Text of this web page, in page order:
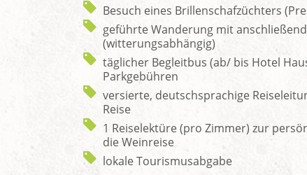
Besuch eines Brillenschafzüchters
geführte Wanderung mit
(witterungsabhängig)
täglicher Begleitbus (ab/ bis Hotel
Parkgebühren
versierte, deutschsprachige
Reise
1 Reiselektüre (pro Zimmer) zur
die Weinreise
lokale Tourismusabgabe